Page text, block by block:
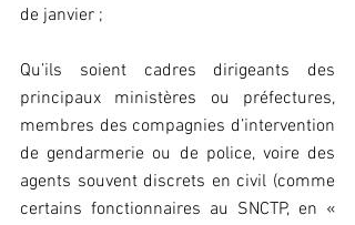
de janvier ;
Qu’ils soient cadres dirigeants des
principaux ministères ou préfectures,
membres des compagnies d’intervention
de gendarmerie ou de police, voire des
agents souvent discrets en civil (comme
certains fonctionnaires au SNCTP, en «